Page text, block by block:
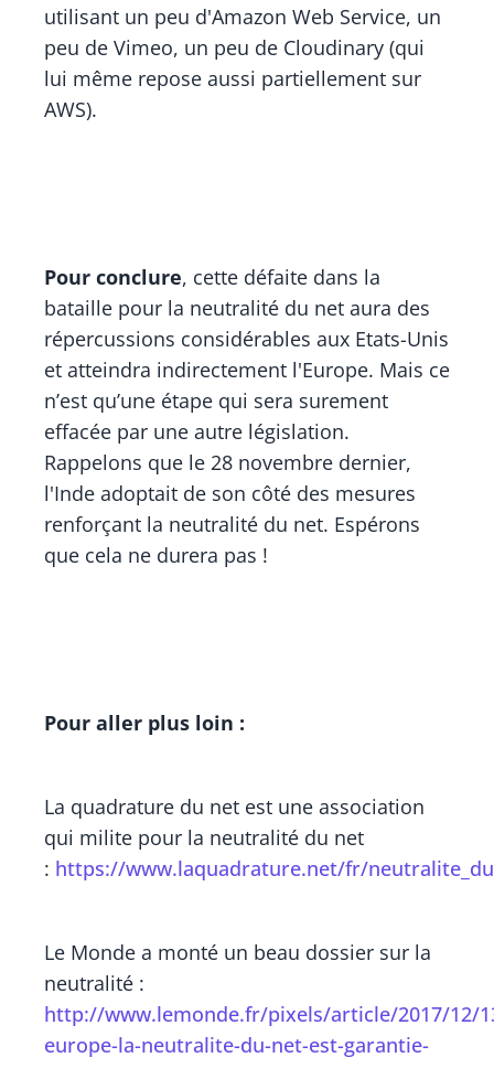
utilisant un peu d'Amazon Web Service, un
peu de Vimeo, un peu de Cloudinary (qui
lui même repose aussi partiellement sur
AWS).
Pour conclure, cette défaite dans la
bataille pour la neutralité du net aura des
répercussions considérables aux Etats-Unis
et atteindra indirectement l'Europe. Mais ce
n’est qu’une étape qui sera surement
effacée par une autre législation.
Rappelons que le 28 novembre dernier,
l'Inde adoptait de son côté des mesures
renforçant la neutralité du net. Espérons
que cela ne durera pas !
Pour aller plus loin :
La quadrature du net est une association
qui milite pour la neutralité du net
: https://www.laquadrature.net/fr/
Le Monde a monté un beau dossier sur la
neutralité :
http://www.lemonde.fr/pixels/article/2017/12/
europe-la-neutralite-du-net-est-garantie-